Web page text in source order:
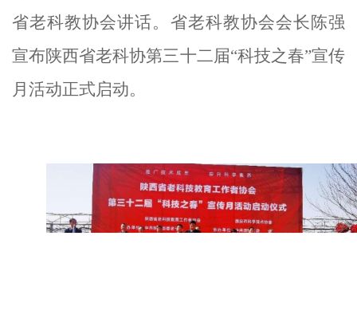
省老科教协会讲话。 省老科教协会会长陈强
宣布陕西省老科协第三十二届“科技之春”宣传
月活动正式启动。